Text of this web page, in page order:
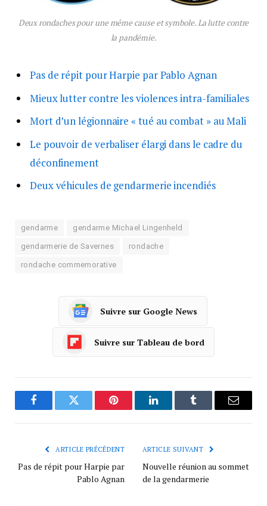
Deux rondaches pour une même cause et symbole. La lutte contre
la pandémie.
Pas de répit pour Harpie par Pablo Agnan
Mieux lutter contre les violences intra-familiales
Mort d’un légionnaire « tué au combat » au Mali
Le pouvoir de verbaliser élargi dans le cadre du
déconfinement
Deux véhicules de gendarmerie incendiés
gendarme gendarme Michael Lingenheld
gendarmerie de Savernes rondache
rondache commemorative
Suivre sur Google News
Suivre sur Tableau de bord
FacebookTwitter Pinterest LinkedInTumblr
ARTICLE PRÉCÉDENT
Pas de répit pour Harpie par
Pablo Agnan
ARTICLE SUIVANT
Nouvelle réunion au sommet
de la gendarmerie